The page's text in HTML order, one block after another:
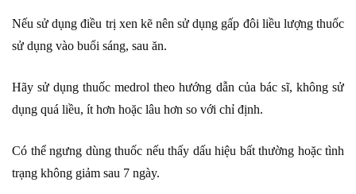
Nếu sử dụng điều trị xen kẽ nên sử dụng gấp đôi liều lượng thuốc
sử dụng vào buổi sáng, sau ăn.
Hãy sử dụng thuốc medrol theo hướng dẫn của bác sĩ, không sử
dụng quá liều, ít hơn hoặc lâu hơn so với chỉ định.
Có thể ngưng dùng thuốc nếu thấy dấu hiệu bất thường hoặc tình
trạng không giảm sau 7 ngày.